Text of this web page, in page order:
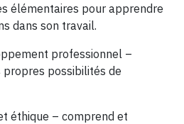
élémentaires pour apprendre
dans son travail.
professionnel –
possibilités de
éthique – comprend et